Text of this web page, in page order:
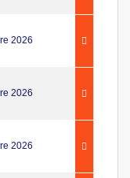
2026
2026
2026